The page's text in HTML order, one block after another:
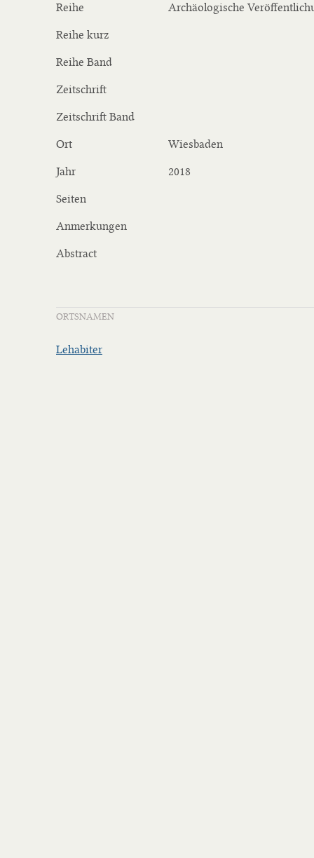
Reihe Archäologische
Reihe kurz
Reihe Band
Zeitschrift
Zeitschrift Band
Ort Wiesbaden
Jahr 2018
Seiten
Anmerkungen
Abstract
ORTSNAMEN
Lehabiter